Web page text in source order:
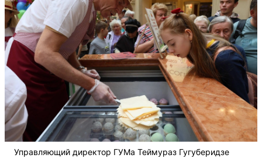
Управляющий директор ГУМа Теймураз Гугуберидзе